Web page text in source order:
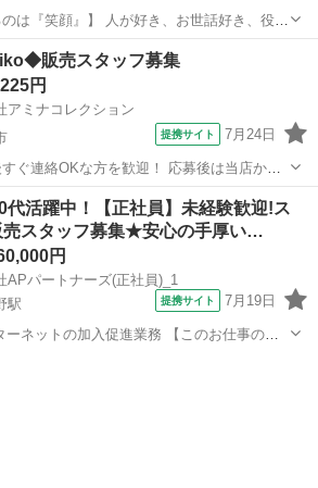
は『笑顔』】 人が好き、お世話好き、役に
躍できる仕事です。 仲間とワイワイ
のハッピーを想像し、実現のお手伝いをす
...
販売スタッフ募集
円
アミナコレクション
提携サイト 7月24日
ぐ連絡OKな方を歓迎！ 応募後は当店から
ます≫ ・面接時に履歴書の持参をお願いし
にご連絡ください！ ■HAWAIIの
...
その他
代活躍中！【正社員】未経験歓迎!ス
売スタッフ募集★安心の手厚い…
円
APパートナーズ(正社員)_1
駅
提携サイト 7月19日